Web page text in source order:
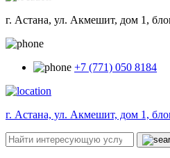
г. Астана, ул. Акмешит, дом 1,
+7 (771) 050 8184
г. Астана, ул. Акмешит, дом 1,